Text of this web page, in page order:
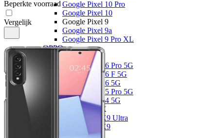
Google Pixel 10 Pro
Google Pixel 10
Google Pixel 9
Google Pixel 9a
Google Pixel 9 Pro XL
OPPO
OPPO Reno
OPPO Reno16 Pro 5G
OPPO Reno16 F 5G
OPPO Reno16 5G
OPPO Reno15 Pro 5G
OPPO Reno14 5G
OPPO Find X
OPPO Find X9 Ultra
OPPO Find X9
OPPO A
Beperkte voorraad
Vergelijk